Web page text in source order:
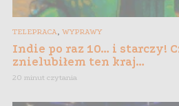
TELEPRACA, WYPRAWY
Indie po raz 10… i starczy!
znielubiłem ten kraj…
20 minut czytania